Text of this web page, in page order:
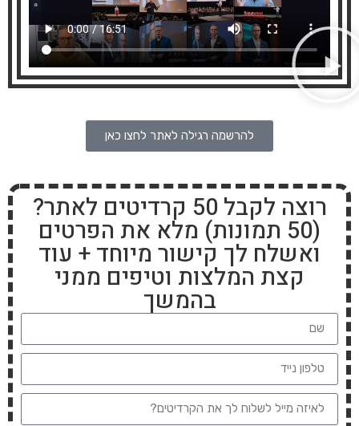
להרשמה רגילה לאתר לחצו כאן
רוצה לקבל 50 קרדיטים לאתר?
(50 תמונות) מלא את הפרטים
ואשלח לך קישור מיוחד + עוד
קצת המלצות וטיפים ממני
בהמשך